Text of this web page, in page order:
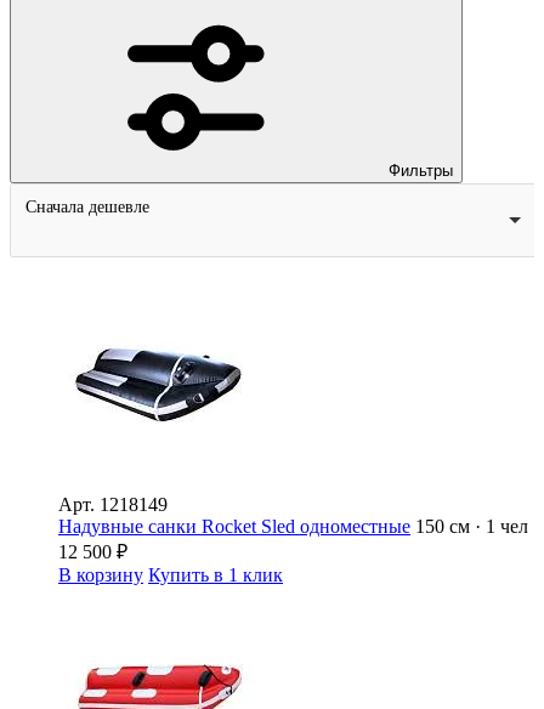
Фильтры
Сначала дешевле
Арт. 1218149
Надувные санки Rocket Sled одноместные 150 см · 1 чел
12 500 ₽
В корзину Купить в 1 клик